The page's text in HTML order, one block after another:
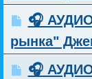
🎧
рынка"
🎧